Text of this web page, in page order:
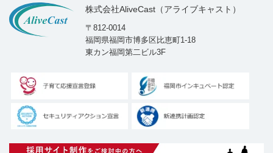
株式会社AliveCast（アライブキャスト）
〒812-0014
福岡県福岡市博多区比恵町1-18
東カン福岡第二ビル3F